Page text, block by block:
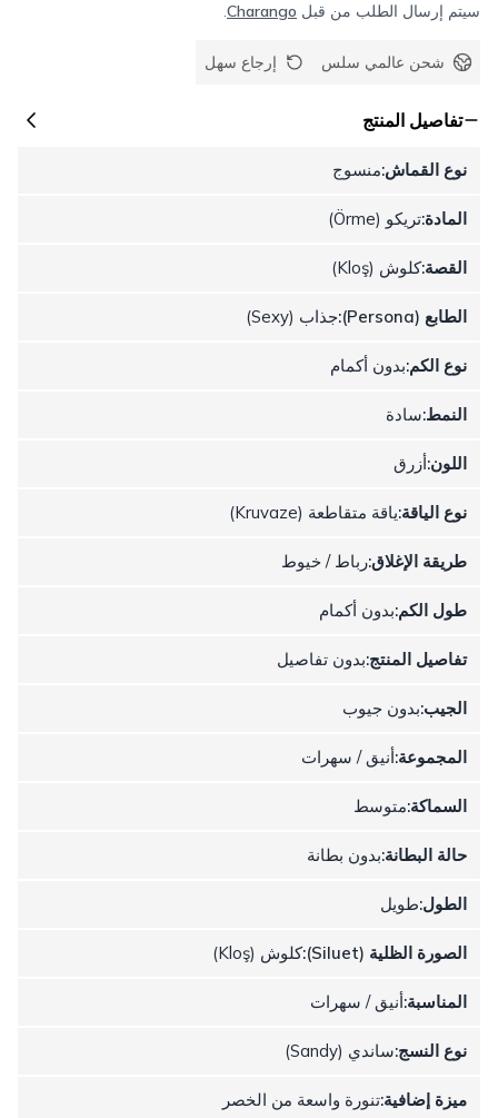
سيتم إرسال الطلب من قبل Charango
.
شحن عالمي سلس إرجاع سهل
تفاصيل المنتج
نوع القماش:منسوج
المادة:تريكو (Örme)
القصة:كلوش (Kloş)
الطابع (Persona): جذاب (Sexy)
نوع الكم:بدون أكمام
النمط:سادة
اللون:أزرق
نوع الياقة:ياقة متقاطعة (Kruvaze)
طريقة الإغلاق:رباط / خيوط
طول الكم:بدون أكمام
تفاصيل المنتج:بدون تفاصيل
الجيب:بدون جيوب
المجموعة:أنيق / سهرات
السماكة:متوسط
حالة البطانة:بدون بطانة
الطول:طويل
الصورة الظلية (Siluet): كلوش (Kloş)
المناسبة:أنيق / سهرات
نوع النسج:ساندي (Sandy)
ميزة إضافية:تنورة واسعة من الخصر